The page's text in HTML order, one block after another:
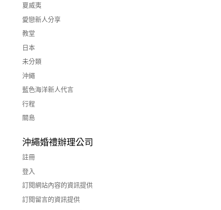
夏威夷
愛戀新人分享
教堂
日本
未分類
沖繩
藍色海洋新人代言
行程
關島
沖繩婚禮辦理公司
註冊
登入
訂閱網站內容的資訊提供
訂閱留言的資訊提供